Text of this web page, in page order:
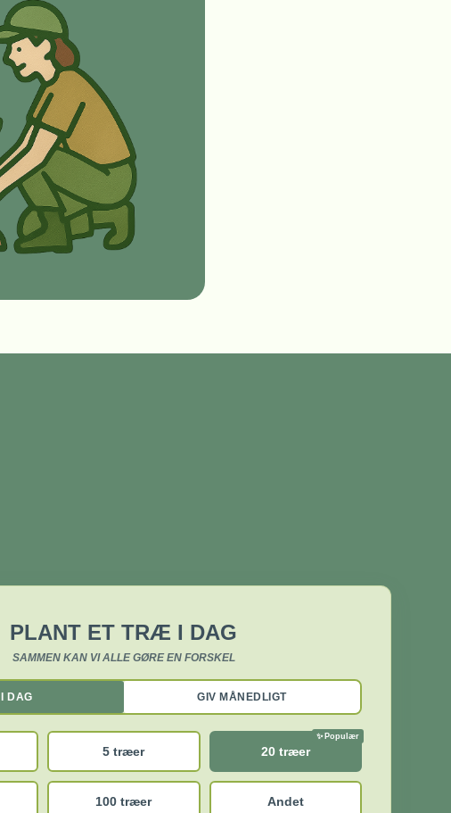
PLANT ET TRÆ I DAG
SAMMEN KAN VI ALLE GØRE EN FORSKEL
DAG GIV MÅNEDLIGT
5 træer 20 træer
100 træer Andet